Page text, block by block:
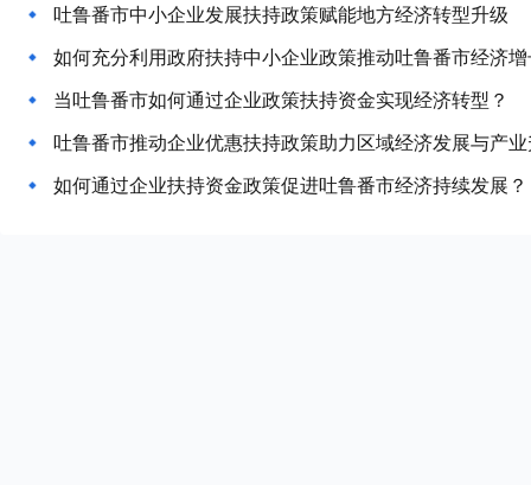
吐鲁番市中小企业发展扶持政策赋能地方经济转型升级
如何充分利用政府扶持中小企业政策推动吐鲁番市经济
当吐鲁番市如何通过企业政策扶持资金实现经济转型？
吐鲁番市推动企业优惠扶持政策助力区域经济发展与产
如何通过企业扶持资金政策促进吐鲁番市经济持续发展？